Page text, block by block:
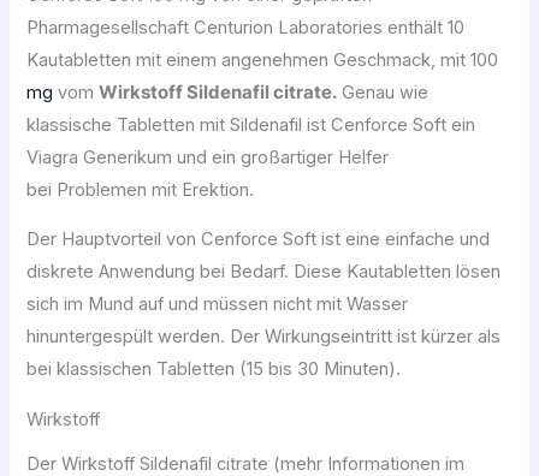
Pharmagesellschaft Centurion Laboratories enthält 10
Kautabletten mit einem angenehmen Geschmack, mit 100
mg vomWirkstoff Sildenafil citrate. Genau wie
klassische Tabletten mit Sildenafil ist Cenforce Soft ein
Viagra Generikum und ein großartiger Helfer
bei Problemen mit Erektion.
Der Hauptvorteil von Cenforce Soft ist eine einfache und
diskrete Anwendung bei Bedarf. Diese Kautabletten lösen
sich im Mund auf und müssen nicht mit Wasser
hinuntergespült werden. Der Wirkungseintritt ist kürzer als
bei klassischen Tabletten (15 bis 30 Minuten).
Wirkstoff
Der Wirkstoff Sildenafil citrate (mehr Informationen im